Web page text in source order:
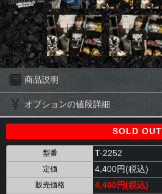
商品説明
オプションの値段詳細
SOLD OUT
型番 T-2252
定価 4,400円(税込)
販売価格 4,400円(税込)